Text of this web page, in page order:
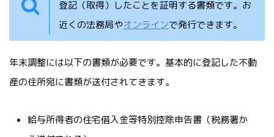
登記（取得）したことを証明する書類です。お
近くの法務局やオンラインで発行できます。
年末調整には以下の書類が必要です。基本的に登記した不動
産の住所宛に書類が送付されてきます。
給与所得者の住宅借入金等特別控除申告書（税務署か